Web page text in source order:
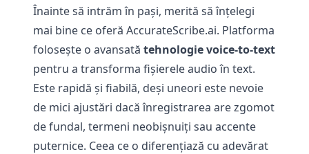
Înainte să intrăm în pași, merită să înțelegi
mai bine ce oferă AccurateScribe.ai. Platforma
folosește o avansată tehnologie voice-to-text
pentru a transforma fișierele audio în text.
Este rapidă și fiabilă, deși uneori este nevoie
de mici ajustări dacă înregistrarea are zgomot
de fundal, termeni neobișnuiți sau accente
puternice. Ceea ce o diferențiază cu adevărat